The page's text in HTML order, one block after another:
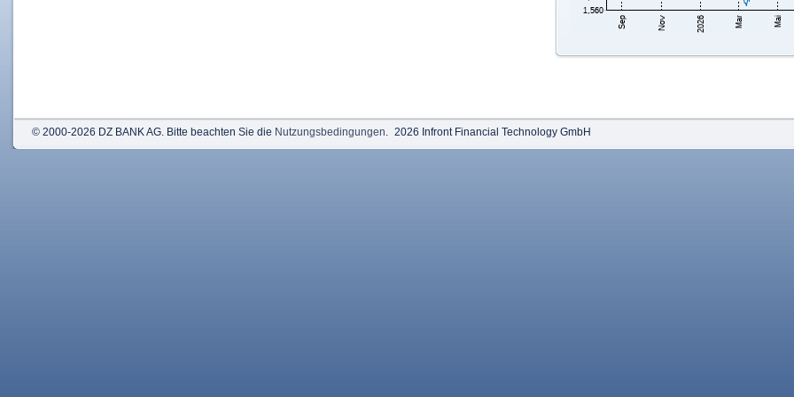
© 2000-2026 DZ BANK AG. Bitte beachten Sie die Nutzungsbedingungen. 2026 Infront Financial Technology GmbH